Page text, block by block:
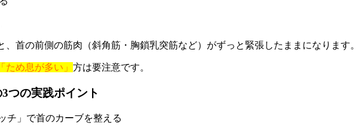
、首の前側の筋肉（斜角筋・胸鎖乳突筋など）がずっと緊張したままになります。
ため息が多い」 方は要注意です。
つの実践ポイント
チ」で首のカーブを整える